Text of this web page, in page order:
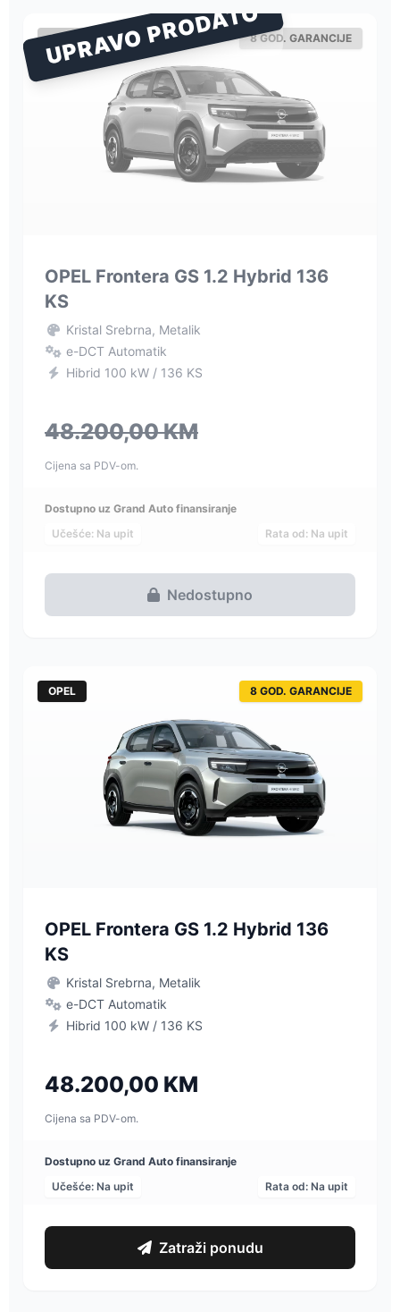
UPRAVO PRODATO
OPEL 8 GOD. GARANCIJE
OPEL Frontera GS 1.2 Hybrid 136
KS
Kristal Srebrna, Metalik
e-DCT Automatik
Hibrid 100 kW / 136 KS
48.200,00 KM
Cijena sa PDV-om.
Dostupno uz Grand Auto finansiranje
Učešće: Na upit
Rata od: Na upit
Nedostupno
OPEL 8 GOD. GARANCIJE
OPEL Frontera GS 1.2 Hybrid 136
KS
Kristal Srebrna, Metalik
e-DCT Automatik
Hibrid 100 kW / 136 KS
48.200,00 KM
Cijena sa PDV-om.
Dostupno uz Grand Auto finansiranje
Učešće: Na upit
Rata od: Na upit
Zatraži ponudu